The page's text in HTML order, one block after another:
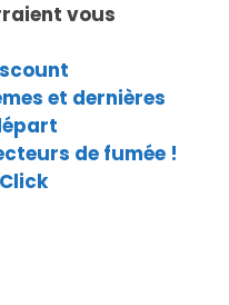
vous
et dernières
de fumée !